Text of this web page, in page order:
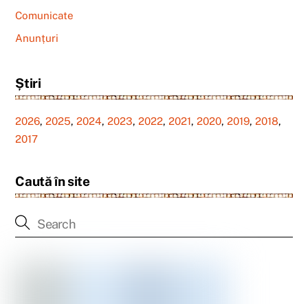
Comunicate
Anunțuri
Știri
2026,2025,2024,2023,2022,2021,2020,2019,2018,
2017
Caută în site